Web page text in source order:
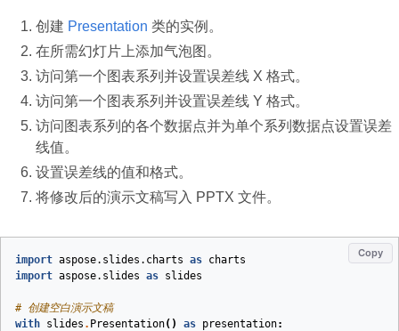
创建 Presentation 类的实例。
在所需幻灯片上添加气泡图。
访问第一个图表系列并设置误差线 X 格式。
访问第一个图表系列并设置误差线 Y 格式。
访问图表系列的各个数据点并为单个系列数据点设置误差
线值。
设置误差线的值和格式。
将修改后的演示文稿写入 PPTX 文件。
Copy
import aspose.slides.charts as charts
import aspose.slides as slides
# 创建空白演示文稿
with slides . Presentation() as presentation: